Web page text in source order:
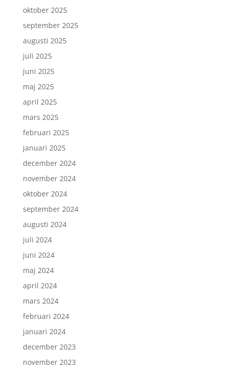
oktober 2025
september 2025
augusti 2025
juli 2025
juni 2025
maj 2025
april 2025
mars 2025
februari 2025
januari 2025
december 2024
november 2024
oktober 2024
september 2024
augusti 2024
juli 2024
juni 2024
maj 2024
april 2024
mars 2024
februari 2024
januari 2024
december 2023
november 2023